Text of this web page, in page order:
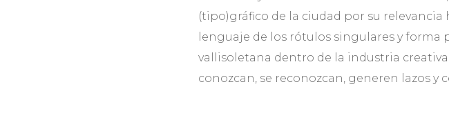
(tipo)gráfico de la ciudad por su
lenguaje de los rótulos singulares y forma
vallisoletana dentro de la industria
conozcan, se reconozcan, generen lazos y